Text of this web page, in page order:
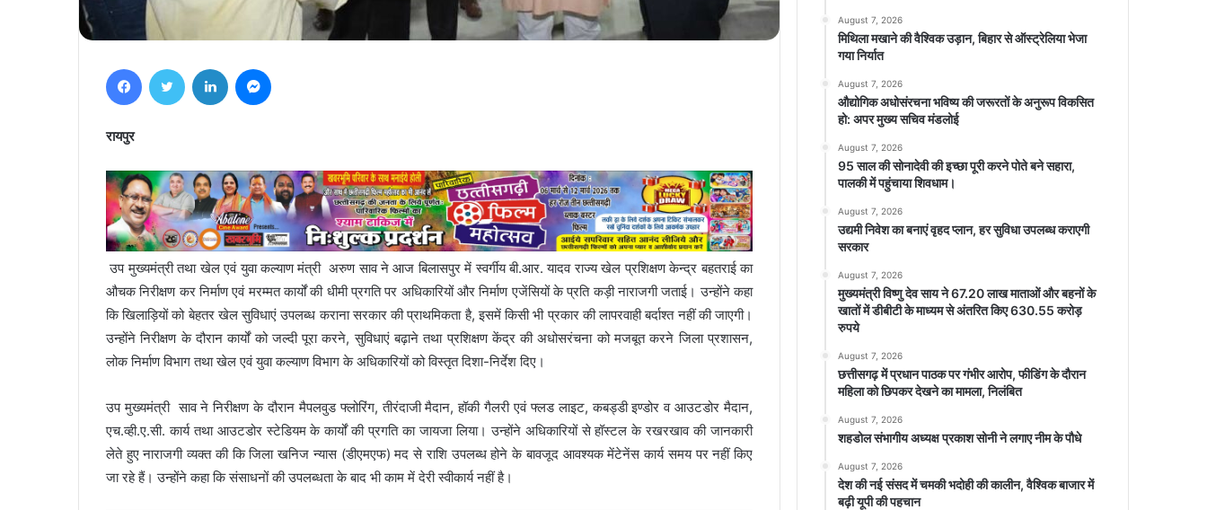
रायपुर
उप मुख्यमंत्री तथा खेल एवं युवा कल्याण मंत्री अरुण साव ने आज बिलासपुर में स्वर्गीय बी.आर. यादव राज्य खेल प्रशिक्षण केन्द्र बहतराई का
औचक निरीक्षण कर निर्माण एवं मरम्मत कार्यों की धीमी प्रगति पर अधिकारियों और निर्माण एजेंसियों के प्रति कड़ी नाराजगी जताई। उन्होंने कहा
कि खिलाड़ियों को बेहतर खेल सुविधाएं उपलब्ध कराना सरकार की प्राथमिकता है, इसमें किसी भी प्रकार की लापरवाही बर्दाश्त नहीं की जाएगी।
उन्होंने निरीक्षण के दौरान कार्यों को जल्दी पूरा करने, सुविधाएं बढ़ाने तथा प्रशिक्षण केंद्र की अधोसरंचना को मजबूत करने जिला प्रशासन,
लोक निर्माण विभाग तथा खेल एवं युवा कल्याण विभाग के अधिकारियों को विस्तृत दिशा-निर्देश दिए।
उप मुख्यमंत्री साव ने निरीक्षण के दौरान मैपलवुड फ्लोरिंग, तीरंदाजी मैदान, हॉकी गैलरी एवं फ्लड लाइट, कबड्डी इण्डोर व आउटडोर मैदान,
एच.व्ही.ए.सी. कार्य तथा आउटडोर स्टेडियम के कार्यों की प्रगति का जायजा लिया। उन्होंने अधिकारियों से हॉस्टल के रखरखाव की जानकारी
लेते हुए नाराजगी व्यक्त की कि जिला खनिज न्यास (डीएमएफ) मद से राशि उपलब्ध होने के बावजूद आवश्यक मेंटेनेंस कार्य समय पर नहीं किए
जा रहे हैं। उन्होंने कहा कि संसाधनों की उपलब्धता के बाद भी काम में देरी स्वीकार्य नहीं है।
August 7, 2026
मिथिला मखाने की वैश्विक उड़ान, बिहार से ऑस्ट्रेलिया भेजा
गया निर्यात
August 7, 2026
औद्योगिक अधोसंरचना भविष्य की जरूरतों के अनुरूप विकसित
हो: अपर मुख्य सचिव मंडलोई
August 7, 2026
95 साल की सोनादेवी की इच्छा पूरी करने पोते बने सहारा,
पालकी में पहुंचाया शिवधाम।
August 7, 2026
उद्यमी निवेश का बनाएं वृहद प्लान, हर सुविधा उपलब्ध कराएगी
सरकार
August 7, 2026
मुख्यमंत्री विष्णु देव साय ने 67.20 लाख माताओं और बहनों के
खातों में डीबीटी के माध्यम से अंतरित किए 630.55 करोड़
रुपये
August 7, 2026
छत्तीसगढ़ में प्रधान पाठक पर गंभीर आरोप, फीडिंग के दौरान
महिला को छिपकर देखने का मामला, निलंबित
August 7, 2026
शहडोल संभागीय अध्यक्ष प्रकाश सोनी ने लगाए नीम के पौधे
August 7, 2026
देश की नई संसद में चमकी भदोही की कालीन, वैश्विक बाजार में
बढ़ी यूपी की पहचान